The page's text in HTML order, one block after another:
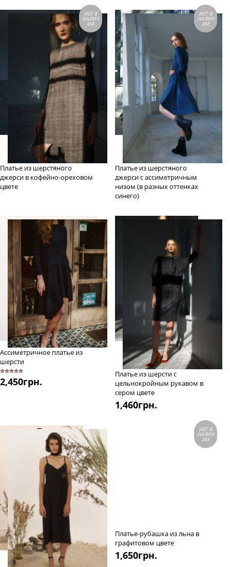
НЕТ В
НАЛИЧ
ИИ
Платье из шерстяного
джерси в кофейно-ореховом
цвете
НЕТ В
НАЛИЧ
ИИ
Платье из шерстяного
джерси с ассиметричным
низом (в разных оттенках
синего)
Ассиметричное платье из
шерсти
5из 5
2,450грн.
Платье из шерсти с
цельнокройным рукавом в
сером цвете
1,460грн.
НЕТ В
НАЛИЧ
ИИ
Платье-рубашка из льна в
графитовом цвете
1,650грн.